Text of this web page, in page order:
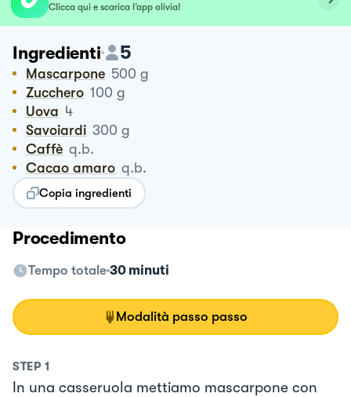
Clicca qui e scarica l’app olivia!
Ingredienti 5
Mascarpone 500 g
Zucchero 100 g
Uova 4
Savoiardi 300 g
Caffè q.b.
Cacao amaro q.b.
Copia ingredienti
Procedimento
Tempo totale 30 minuti
Modalità passo passo
STEP 1
In una casseruola mettiamo mascarpone con